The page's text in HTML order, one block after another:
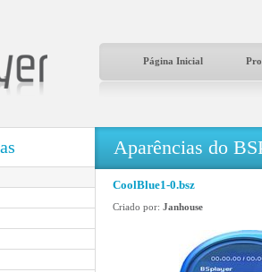
Página Inicial
Aparências do
CoolBlue1-0.bsz
Criado por: Janhouse